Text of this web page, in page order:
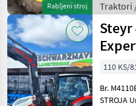
Rabljeni stroj
Traktori
John
Steyr
110 KS/
Br. M4110E-1
STROJA Unaprijed nam